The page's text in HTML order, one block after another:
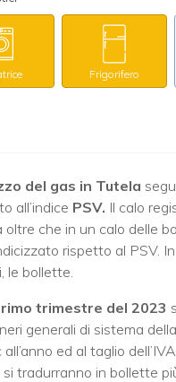
Frigorifero
del gas in Tutela
all’indice PSV. Il calo
che in un calo delle
rispetto al PSV.
le bollette.
trimestre del 2023
generali di sistema
ed al taglio
tradurranno in bollette